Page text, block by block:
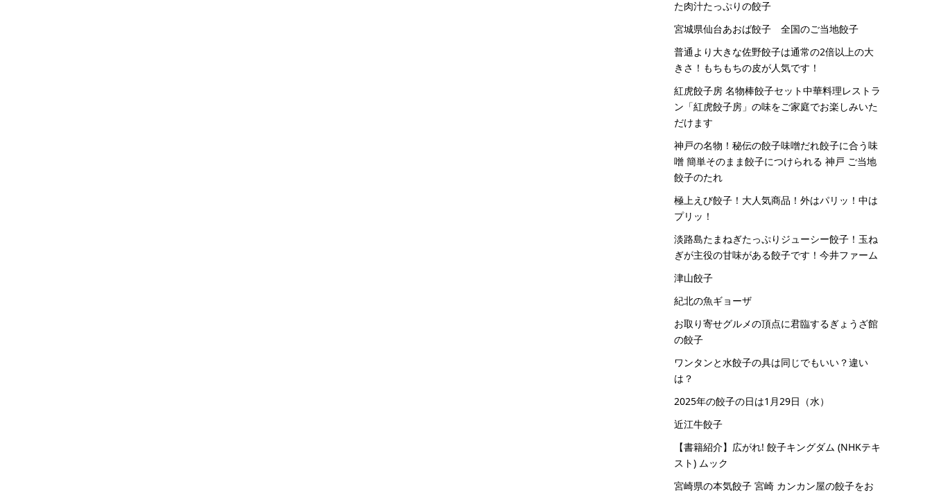
た肉汁たっぷりの餃子
宮城県仙台あおば餃子 全国のご当地餃子
普通より大きな佐野餃子は通常の2倍以上の大
きさ！もちもちの皮が人気です！
紅虎餃子房 名物棒餃子セット中華料理レストラ
ン「紅虎餃子房」の味をご家庭でお楽しみいた
だけます
神戸の名物！秘伝の餃子味噌だれ餃子に合う味
噌 簡単そのまま餃子につけられる 神戸 ご当地
餃子のたれ
極上えび餃子！大人気商品！外はパリッ！中は
プリッ！
淡路島たまねぎたっぷりジューシー餃子！玉ね
ぎが主役の甘味がある餃子です！今井ファーム
津山餃子
紀北の魚ギョーザ
お取り寄せグルメの頂点に君臨するぎょうざ館
の餃子
ワンタンと水餃子の具は同じでもいい？違い
は？
2025年の餃子の日は1月29日（水）
近江牛餃子
【書籍紹介】広がれ! 餃子キングダム (NHKテキ
スト) ムック
宮崎県の本気餃子 宮崎 カンカン屋の餃子をお